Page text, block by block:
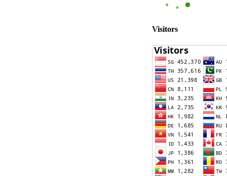
Visitors